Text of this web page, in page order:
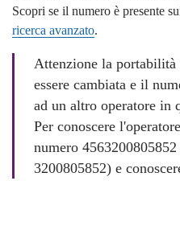
Scopri se il numero è presente
ricerca avanzato.
Attenzione la portabilità
essere cambiata e il
ad un altro operatore in
Per conoscere
numero
3200805852) e